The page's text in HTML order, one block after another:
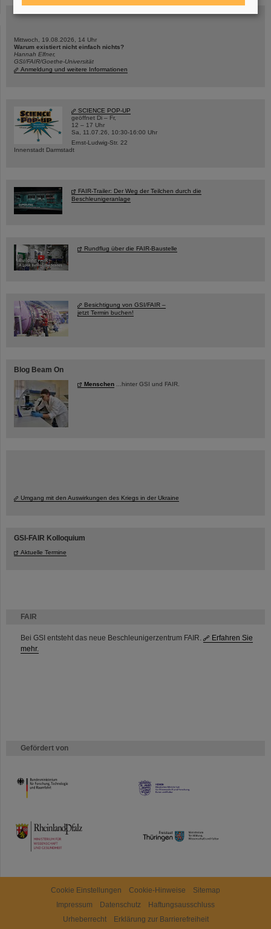
FAIR
Bei GSI entsteht das neue Beschleunigerzentrum FAIR.
Erfahren Sie
mehr.
Gefördert von
HMWK
TMWWDG
Mittwoch, 19.08.2026, 14 Uhr
Warum existiert nicht einfach nichts?
Hannah Elfner,
GSI/FAIR/Goethe-Universität
Anmeldung und weitere Informationen
SCIENCE POP-UP
geöffnet Di – Fr,
12 – 17 Uhr
Sa, 11.07.26, 10:30-16:00 Uhr
Ernst-Ludwig-Str. 22
Innenstadt Darmstadt
FAIR-Trailer: Der Weg der Teilchen durch die
Beschleunigeranlage
Rundflug über die FAIR-Baustelle
Besichtigung von GSI/FAIR –
jetzt Termin buchen!
Blog Beam On
Menschen ...hinter GSI und FAIR.
Umgang mit den Auswirkungen des Kriegs in der Ukraine
GSI-FAIR Kolloquium
Aktuelle Termine
Cookie Einstellungen Cookie-Hinweise
Sitemap
Impressum
Datenschutz
Haftungsausschluss
Urheberrecht
Erklärung zur Barrierefreiheit